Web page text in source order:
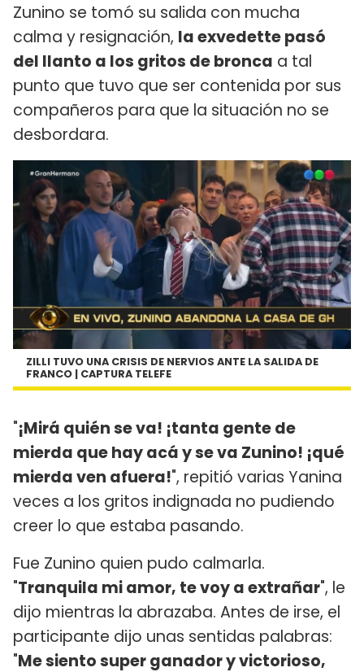
Zunino se tomó su salida con mucha
calma y resignación, la exvedette pasó
del llanto a los gritos de bronca a tal
punto que tuvo que ser contenida por sus
compañeros para que la situación no se
desbordara.
ZILLI TUVO UNA CRISIS DE NERVIOS ANTE LA SALIDA DE
FRANCO | CAPTURA TELEFE
"¡Mirá quién se va! ¡tanta gente de
mierda que hay acá y se va Zunino! ¡qué
mierda ven afuera!", repitió varias Yanina
veces a los gritos indignada no pudiendo
creer lo que estaba pasando.
Fue Zunino quien pudo calmarla.
"Tranquila mi amor, te voy a extrañar", le
dijo mientras la abrazaba. Antes de irse, el
participante dijo unas sentidas palabras:
"Me siento super ganador y victorioso,